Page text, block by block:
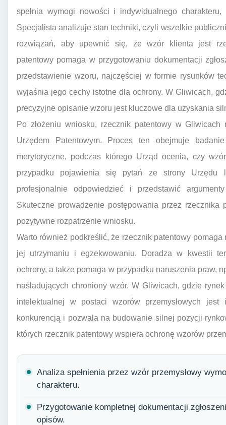
spełnia wymogi nowości i indywidualnego
Specjalista analizuje stan techniki, czyli wszelkie
rozwiązań, aby upewnić się, że wzór klienta jest
patentowy pomaga w przygotowaniu dokumentacji
przedstawienie wzoru, najczęściej w formie rysunków
wyjaśnia jego cechy istotne dla ochrony. W Gliwicach,
precyzyjne opisanie wzoru jest kluczowe dla uzyskania
Po złożeniu wniosku, rzecznik patentowy w
Urzędem Patentowym. Proces ten obejmuje
merytoryczne, podczas którego Urząd ocenia, czy
przypadku pojawienia się pytań ze strony Urzędu
profesjonalnie odpowiedzieć i przedstawić
Skuteczne prowadzenie postępowania przez
pozytywne rozpatrzenie wniosku.
Warto również podkreślić, że rzecznik patentowy
jej utrzymaniu i egzekwowaniu. Doradza w kwestii
ochrony, a także pomaga w przypadku naruszenia praw,
naśladujących chroniony wzór. W Gliwicach, gdzie
intelektualnej w postaci wzorów przemysłowych
konkurencją i pozwala na budowanie silnej pozycji
których rzecznik patentowy wspiera ochronę wzorów
Analiza spełnienia przez wzór przemysłowy
charakteru.
Przygotowanie kompletnej dokumentacji
opisów.